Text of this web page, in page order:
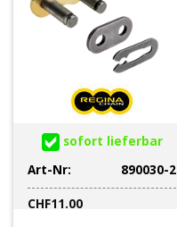
sofort lieferbar
Art-Nr:
890030-2
CHF11.00